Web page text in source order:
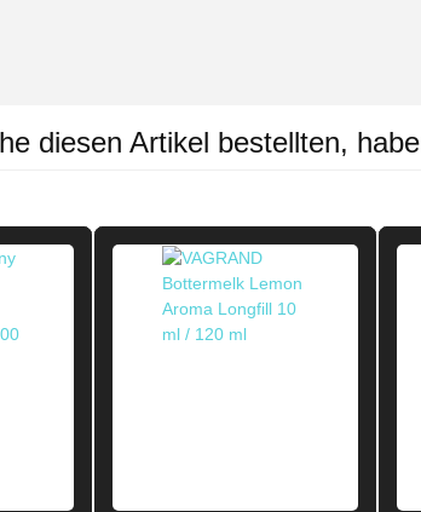
diesen Artikel bestellten,